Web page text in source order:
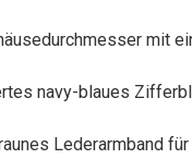
mit
navy-blaues
Lederarmband